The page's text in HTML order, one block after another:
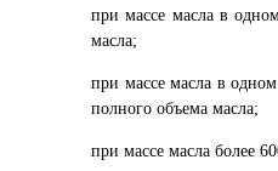
при массе масла в
масла;
при массе масла в
полного объема масла;
при массе масла более